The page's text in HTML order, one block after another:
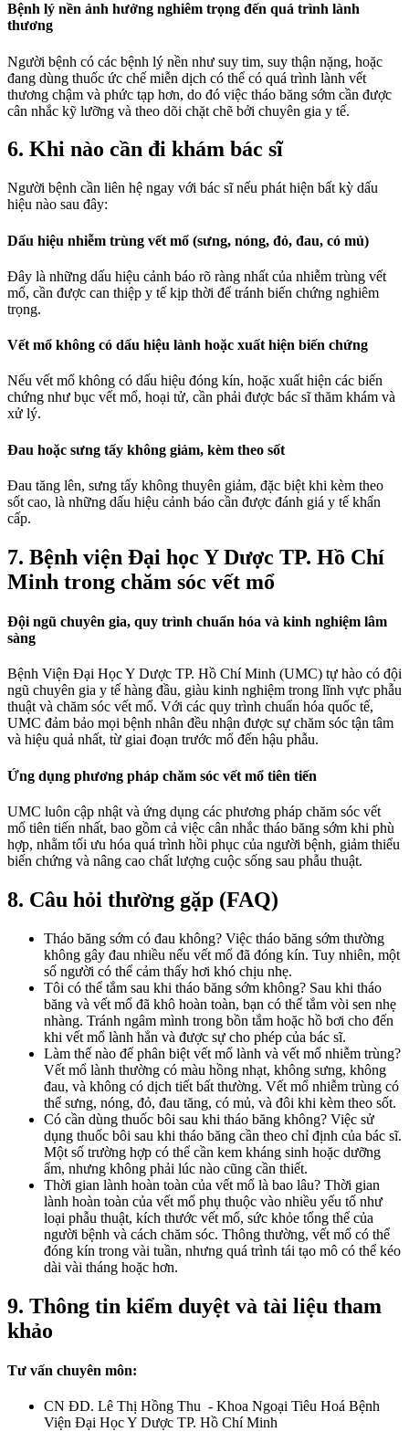
Bệnh lý nền ảnh hưởng nghiêm trọng đến quá trình lành
thương
Người bệnh có các bệnh lý nền như suy tim, suy thận nặng, hoặc
đang dùng thuốc ức chế miễn dịch có thể có quá trình lành vết
thương chậm và phức tạp hơn, do đó việc tháo băng sớm cần được
cân nhắc kỹ lưỡng và theo dõi chặt chẽ bởi chuyên gia y tế.
6. Khi nào cần đi khám bác sĩ
Người bệnh cần liên hệ ngay với bác sĩ nếu phát hiện bất kỳ dấu
hiệu nào sau đây:
Dấu hiệu nhiễm trùng vết mổ (sưng, nóng, đỏ, đau, có mủ)
Đây là những dấu hiệu cảnh báo rõ ràng nhất của nhiễm trùng vết
mổ, cần được can thiệp y tế kịp thời để tránh biến chứng nghiêm
trọng.
Vết mổ không có dấu hiệu lành hoặc xuất hiện biến chứng
Nếu vết mổ không có dấu hiệu đóng kín, hoặc xuất hiện các biến
chứng như bục vết mổ, hoại tử, cần phải được bác sĩ thăm khám và
xử lý.
Đau hoặc sưng tấy không giảm, kèm theo sốt
Đau tăng lên, sưng tấy không thuyên giảm, đặc biệt khi kèm theo
sốt cao, là những dấu hiệu cảnh báo cần được đánh giá y tế khẩn
cấp.
7. Bệnh viện Đại học Y Dược TP. Hồ Chí
Minh trong chăm sóc vết mổ
Đội ngũ chuyên gia, quy trình chuẩn hóa và kinh nghiệm lâm
sàng
Bệnh Viện Đại Học Y Dược TP. Hồ Chí Minh (UMC) tự hào có đội
ngũ chuyên gia y tế hàng đầu, giàu kinh nghiệm trong lĩnh vực phẫu
thuật và chăm sóc vết mổ. Với các quy trình chuẩn hóa quốc tế,
UMC đảm bảo mọi bệnh nhân đều nhận được sự chăm sóc tận tâm
và hiệu quả nhất, từ giai đoạn trước mổ đến hậu phẫu.
Ứng dụng phương pháp chăm sóc vết mổ tiên tiến
UMC luôn cập nhật và ứng dụng các phương pháp chăm sóc vết
mổ tiên tiến nhất, bao gồm cả việc cân nhắc tháo băng sớm khi phù
hợp, nhằm tối ưu hóa quá trình hồi phục của người bệnh, giảm thiểu
biến chứng và nâng cao chất lượng cuộc sống sau phẫu thuật.
8. Câu hỏi thường gặp (FAQ)
Tháo băng sớm có đau không? Việc tháo băng sớm thường
không gây đau nhiều nếu vết mổ đã đóng kín. Tuy nhiên, một
số người có thể cảm thấy hơi khó chịu nhẹ.
Tôi có thể tắm sau khi tháo băng sớm không? Sau khi tháo
băng và vết mổ đã khô hoàn toàn, bạn có thể tắm vòi sen nhẹ
nhàng. Tránh ngâm mình trong bồn tắm hoặc hồ bơi cho đến
khi vết mổ lành hẳn và được sự cho phép của bác sĩ.
Làm thế nào để phân biệt vết mổ lành và vết mổ nhiễm trùng?
Vết mổ lành thường có màu hồng nhạt, không sưng, không
đau, và không có dịch tiết bất thường. Vết mổ nhiễm trùng có
thể sưng, nóng, đỏ, đau tăng, có mủ, và đôi khi kèm theo sốt.
Có cần dùng thuốc bôi sau khi tháo băng không? Việc sử
dụng thuốc bôi sau khi tháo băng cần theo chỉ định của bác sĩ.
Một số trường hợp có thể cần kem kháng sinh hoặc dưỡng
ẩm, nhưng không phải lúc nào cũng cần thiết.
Thời gian lành hoàn toàn của vết mổ là bao lâu? Thời gian
lành hoàn toàn của vết mổ phụ thuộc vào nhiều yếu tố như
loại phẫu thuật, kích thước vết mổ, sức khỏe tổng thể của
người bệnh và cách chăm sóc. Thông thường, vết mổ có thể
đóng kín trong vài tuần, nhưng quá trình tái tạo mô có thể kéo
dài vài tháng hoặc hơn.
9. Thông tin kiểm duyệt và tài liệu tham
khảo
Tư vấn chuyên môn:
CN ĐD. Lê Thị Hồng Thu - Khoa Ngoại Tiêu Hoá Bệnh
Viện Đại Học Y Dược TP. Hồ Chí Minh